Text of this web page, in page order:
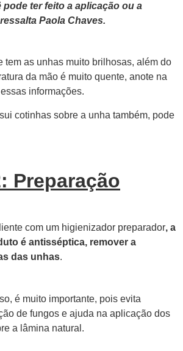
pode ter feito a aplicação ou a
Paola Chaves.
tem as unhas muito brilhosas, além do
da mão é muito quente, anote na
informações.
cotinhas sobre a unha também, pode
Preparação
com um higienizador preparador, a
é antisséptica, remover a
das unhas.
é muito importante, pois evita
de fungos e ajuda na aplicação dos
a lâmina natural.